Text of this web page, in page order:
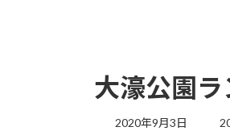
大濠公園ラ
2020年9月3日
最